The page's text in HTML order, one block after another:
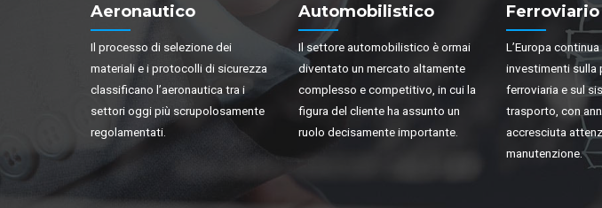
Aeronautico
Il processo di selezione dei
materiali e i protocolli di sicurezza
classificano l’aeronautica tra i
settori oggi più scrupolosamente
regolamentati.
Automobilistico
Il settore automobilistico è ormai
diventato un mercato altamente
complesso e competitivo, in cui la
figura del cliente ha assunto un
ruolo decisamente importante.
Ferroviario
L’Europa
investimenti sulla
ferroviaria e sul
trasporto, con
accresciuta
manutenzione.